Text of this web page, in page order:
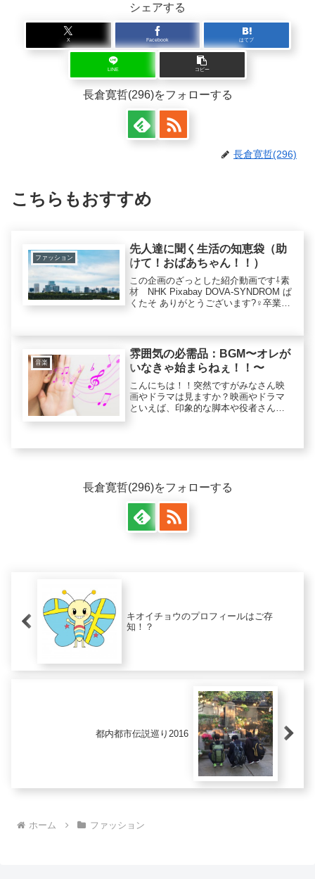
シェアする
X Facebook はてブ
LINE コピー
長倉寛哲(296)をフォローする
長倉寛哲(296)
こちらもおすすめ
ファッション
先人達に聞く生活の知恵袋（助
けて！おばあちゃん！！）
この企画のざっとした紹介動画です⇩素
材 NHK Pixabay DOVA-SYNDROM ぱ
くたそ ありがとうございます?‍♀️卒業、
新生活を迎えた人もそうでない人も、
全て...
音楽
雰囲気の必需品：BGM〜オレが
いなきゃ始まらねぇ！！〜
こんにちは！！突然ですがみなさん映
画やドラマは見ますか？映画やドラマ
といえば、印象的な脚本や役者さんな
長倉寛哲(296)をフォローする
キオイチョウのプロフィールはご存
知！？
都内都市伝説巡り2016
ホーム ファッション